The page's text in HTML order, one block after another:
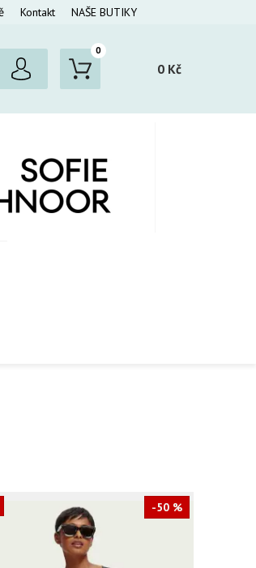
Kontakt NAŠE BUTIKY
0
0 Kč
-50 %